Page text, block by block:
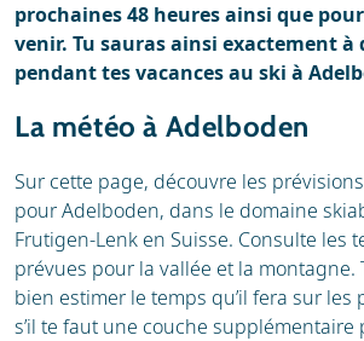
prochaines 48 heures ainsi que
venir. Tu sauras ainsi exactement à
pendant tes vacances au ski à
La météo à Adelboden
Sur cette page, découvre les
pour Adelboden, dans le domaine
Frutigen-Lenk en Suisse. Consulte les
prévues pour la vallée et la montagne.
bien estimer le temps qu’il fera sur les
s’il te faut une couche supplémentaire